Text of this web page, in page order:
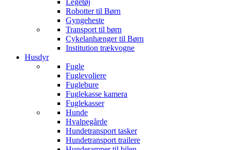
Legetøj
Robotter til Børn
Gyngeheste
Transport til børn
Cykelanhænger til Børn
Institution trækvogne
Husdyr
Fugle
Fuglevoliere
Fuglebure
Fuglekasse kamera
Fuglekasser
Hunde
Hvalpegårde
Hundetransport tasker
Hundetransport trailere